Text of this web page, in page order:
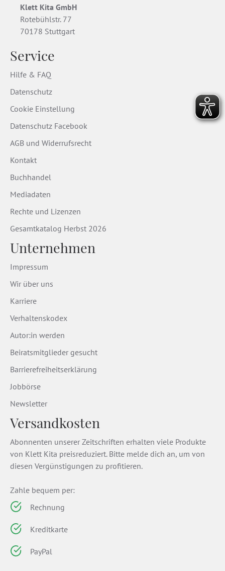
Klett Kita GmbH
Rotebühlstr. 77
70178 Stuttgart
Service
Hilfe & FAQ
Datenschutz
Cookie Einstellung
Datenschutz Facebook
AGB und Widerrufsrecht
Kontakt
Buchhandel
Mediadaten
Rechte und Lizenzen
Gesamtkatalog Herbst 2026
Unternehmen
Impressum
Wir über uns
Karriere
Verhaltenskodex
Autor:in werden
Beiratsmitglieder gesucht
Barrierefreiheitserklärung
Jobbörse
Newsletter
Versandkosten
Abonnenten unserer Zeitschriften erhalten viele Produkte
von Klett Kita preisreduziert. Bitte melde dich an, um von
diesen Vergünstigungen zu profitieren.
Zahle bequem per:
Rechnung
Kreditkarte
PayPal